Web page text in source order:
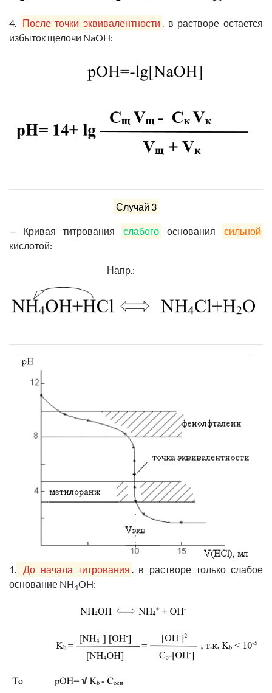
4. После точки эквивалентности
. в растворе остается
избыток щелочи NaOH:
Случай 3
— Кривая титрования слабого основания
сильной
кислотой:
Напр.:
1. До начала титрования . в растворе только слабое
основание NH4OH: